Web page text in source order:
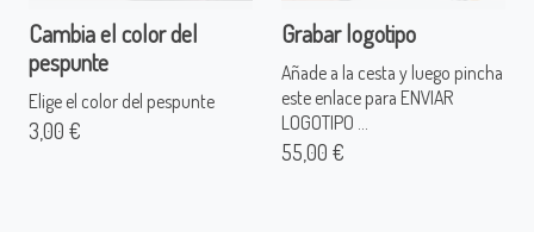
Cambia el color del
pespunte
Elige el color del pespunte
3,00 €
Grabar logotipo
Añade a la cesta y luego pincha
este enlace para ENVIAR
LOGOTIPO ...
55,00 €